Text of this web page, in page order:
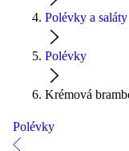
Polévky a saláty
Polévky
Krémová
Polévky